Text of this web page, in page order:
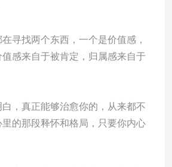
寻找两个东西，一个是价值感，
感来自于被肯定，归属感来自于
，真正能够治愈你的，从来都不
的那段释怀和格局，只要你内心